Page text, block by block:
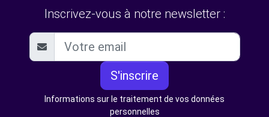
Inscrivez-vous à notre newsletter :
S'inscrire
Informations sur le traitement de vos données
personnelles